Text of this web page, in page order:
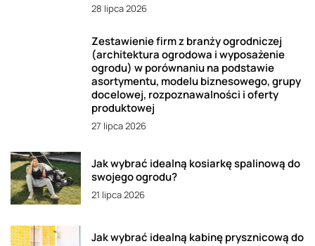
28 lipca 2026
Zestawienie firm z branży ogrodniczej
(architektura ogrodowa i wyposażenie
ogrodu) w porównaniu na podstawie
asortymentu, modelu biznesowego, grupy
docelowej, rozpoznawalności i oferty
produktowej
27 lipca 2026
Jak wybrać idealną kosiarkę spalinową do
swojego ogrodu?
21 lipca 2026
Jak wybrać idealną kabinę prysznicową do